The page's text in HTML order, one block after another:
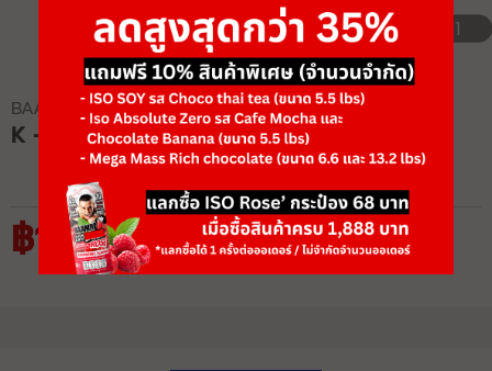
1/1
BAAMXERCORE
K - 118 DUMBBELL RACK
฿16,250 ฿25,000